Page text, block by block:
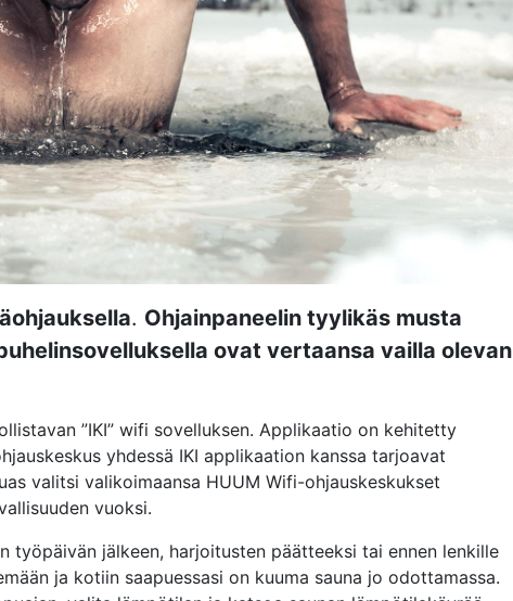
. Ohjainpaneelin tyylikäs musta
ovat vertaansa vailla olevan
”IKI” wifi sovelluksen. Applikaatio on kehitetty
yhdessä IKI applikaation kanssa tarjoavat
valitsi valikoimaansa HUUM Wifi-ohjauskeskukset
vuoksi.
työpäivän jälkeen, harjoitusten päätteeksi tai ennen lenkille
ja kotiin saapuessasi on kuuma sauna jo odottamassa.